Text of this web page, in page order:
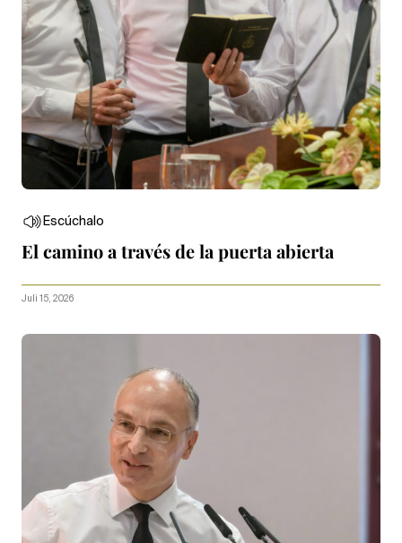
Escúchalo
El camino a través de la puerta abierta
Juli 15, 2026